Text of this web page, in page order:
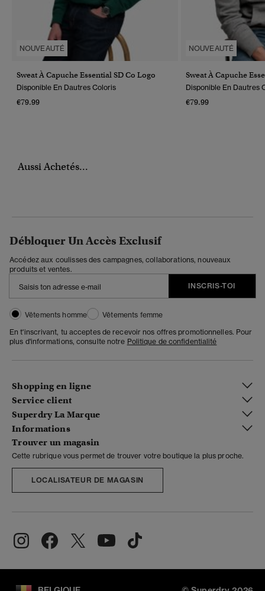
NOUVEAUTÉ
Sweat À Capuche Essential SD Co Logo
Disponible En Dautres Coloris
€79.99
NOUVEAUTÉ
Sweat À Capuche
Disponible En Dautres
€79.99
Aussi Achetés...
Débloquer Un Accès Exclusif
Accédez aux coulisses des campagnes, collaborations, nouveaux
produits et ventes.
INSCRIS-TOI
Vêtements homme
Vêtements femme
En t'inscrivant, tu acceptes de recevoir nos offres promotionnelles. Pour
plus d'informations, consulte notre Politique de confidentialité
Shopping en ligne
Service client
Superdry La Marque
Informations
Trouver un magasin
Cette rubrique vous permet de trouver votre boutique la plus proche.
LOCALISATEUR DE MAGASIN